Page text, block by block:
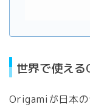
世界で使え
Origamiが日本